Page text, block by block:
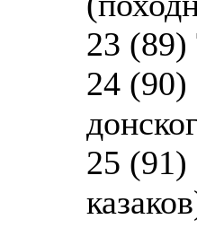
23
24 (90)
25 (91)